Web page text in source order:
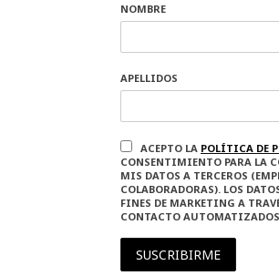
NOMBRE
APELLIDOS
ACEPTO LA POLÍTICA DE
CONSENTIMIENTO PARA LA
MIS DATOS A TERCEROS
COLABORADORAS). LOS
FINES DE MARKETING A
CONTACTO
SUSCRIBIRME